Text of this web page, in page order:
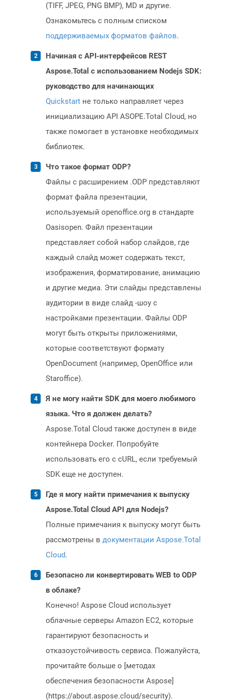
(TIFF, JPEG, PNG BMP), MD и другие.
Ознакомьтесь с полным списком
поддерживаемых форматов файлов.
Начиная с API-интерфейсов REST
Aspose.Total с использованием Nodejs SDK:
руководство для начинающих
Quickstart не только направляет через
инициализацию API ASOPE.Total Cloud, но
также помогает в установке необходимых
библиотек.
Что такое формат ODP?
Файлы с расширением .ODP представляют
формат файла презентации,
используемый openoffice.org в стандарте
Oasisopen. Файл презентации
представляет собой набор слайдов, где
каждый слайд может содержать текст,
изображения, форматирование, анимацию
и другие медиа. Эти слайды представлены
аудитории в виде слайд -шоу с
настройками презентации. Файлы ODP
могут быть открыты приложениями,
которые соответствуют формату
OpenDocument (например, OpenOffice или
Staroffice).
Я не могу найти SDK для моего любимого
языка. Что я должен делать?
Aspose.Total Cloud также доступен в виде
контейнера Docker. Попробуйте
использовать его с cURL, если требуемый
SDK еще не доступен.
Где я могу найти примечания к выпуску
Aspose.Total Cloud API для Nodejs?
Полные примечания к выпуску могут быть
рассмотрены в документации Aspose.Total
Cloud.
Безопасно ли конвертировать WEB to ODP
в облаке?
Конечно! Aspose Cloud использует
облачные серверы Amazon EC2, которые
гарантируют безопасность и
отказоустойчивость сервиса. Пожалуйста,
прочитайте больше о [методах
обеспечения безопасности Aspose]
(https://about.aspose.cloud/security).